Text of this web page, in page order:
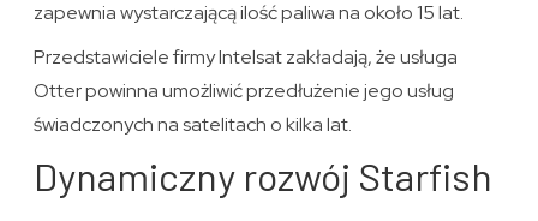
zapewnia wystarczającą ilość paliwa na około 15 lat.
Przedstawiciele firmy Intelsat zakładają, że usługa
Otter powinna umożliwić przedłużenie jego usług
świadczonych na satelitach o kilka lat.
Dynamiczny rozwój Starfish